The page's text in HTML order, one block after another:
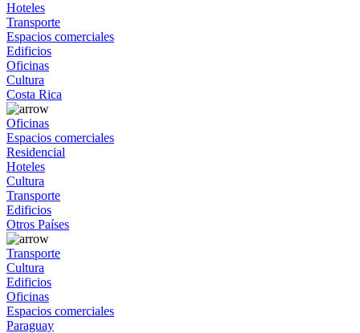
Hoteles
Transporte
Espacios comerciales
Edificios
Oficinas
Cultura
Costa Rica
Oficinas
Espacios comerciales
Residencial
Hoteles
Cultura
Transporte
Edificios
Otros Países
Transporte
Cultura
Edificios
Oficinas
Espacios comerciales
Paraguay